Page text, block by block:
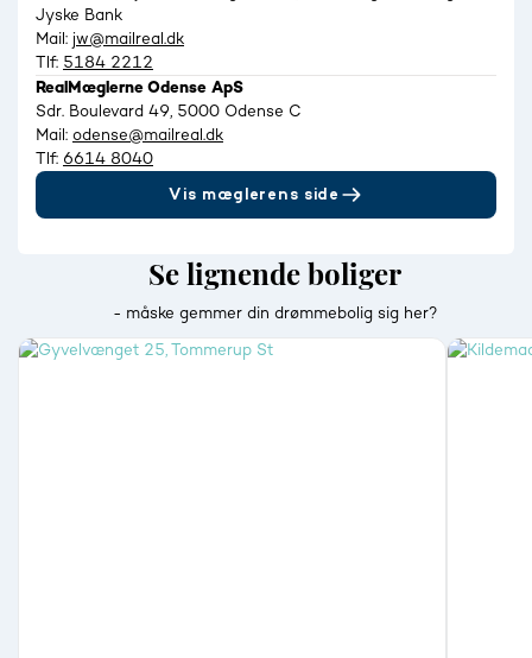
Jyske Bank
Mail: jw@mailreal.dk
Tlf: 5184 2212
RealMæglerne Odense ApS
Sdr. Boulevard 49, 5000 Odense C
Mail: odense@mailreal.dk
Tlf: 6614 8040
Vis mæglerens side
Se lignende boliger
- måske gemmer din drømmebolig sig her?